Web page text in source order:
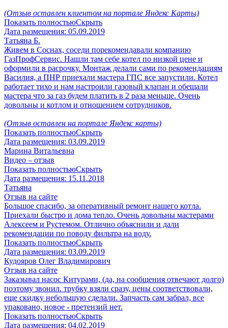
(Отзыв оставлен клиентом на портале Яндекс Карты)
Показать полностьюСкрыть
Дата размещения: 05.09.2019
Татьяна Б.
Живем в Соснах, соседи порекомендавали компанию
ГазПрофСервис. Нашли там себе котел по низкой цене и
оформили в расрочку. Монтаж делали сами по рекомендациям
Василия, а ПНР приехали мастера ГПС все запустили. Котел
работает тихо и нам настроили газовый клапан и обещали
мастера что за газ будем платить в 2 раза меньше. Очень
довольны и котлом и отношением сотрудников.
(Отзыв оставлен на портале Яндекс карты)
Показать полностьюСкрыть
Дата размещения: 03.09.2019
Марина Витальевна
Видео – отзыв
Показать полностьюСкрыть
Дата размещения: 15.11.2018
Татьяна
Отзыв на сайте
Большое спасибо, за оперативный ремонт нашего котла.
Приехали быстро и дома тепло. Очень довольны мастерами
Алексеем и Рустемом. Отлично объяснили и дали
рекомендации по поводу фильтра на воду.
Показать полностьюСкрыть
Дата размещения: 03.09.2019
Кудояров Олег Владимирович
Отзыв на сайте
Заказывал насос Китурами, (да, на сообщения отвечают долго)
поэтому звонил. трубку взяли сразу, цены соответствовали,
еще скидку небольшую сделали. Запчасть сам забрал, все
упаковано, новое - претензий нет.
Показать полностьюСкрыть
Дата размещения: 04.02.2019